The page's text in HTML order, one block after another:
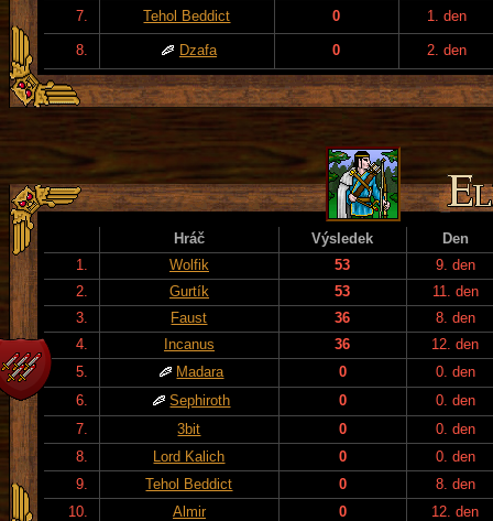
7. Tehol Beddict 0 1. den
8. Dzafa 0 2. den
Hráč Výsledek
Den
1.
Wolfik 53
9. den
2.
Gurtík 53
11. den
3.
Faust 36
8. den
4.
Incanus 36
12. den
5.
Madara 0
0. den
6.
Sephiroth 0
0. den
7.
3bit 0
0. den
8.
Lord Kalich 0
0. den
9.
Tehol Beddict 0
8. den
10.
Almir 0 12. den